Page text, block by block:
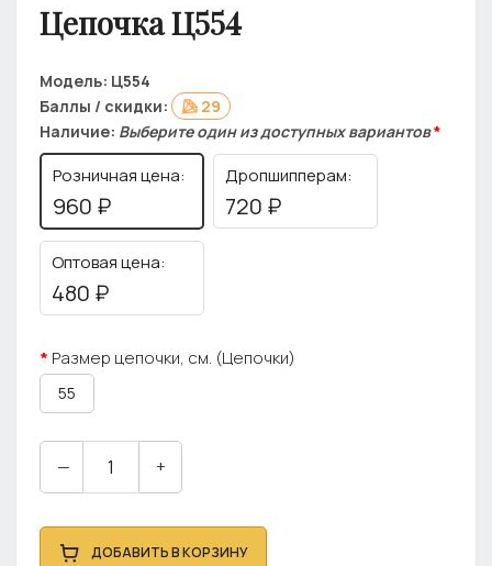
Цепочка Ц554
Модель: Ц554
Баллы / скидки:
29
Наличие: Выберите один из доступных вариантов*
Розничная цена:
960 ₽
Дропшипперам:
720 ₽
Оптовая цена:
480 ₽
Размер цепочки, см. (Цепочки)
55
— +
ДОБАВИТЬ В КОРЗИНУ